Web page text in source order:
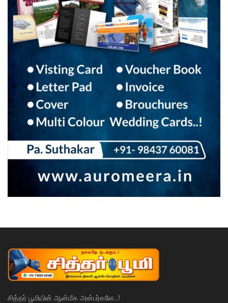
சித்தர் பூமியின் ஆன்மீக அன்பர்களே..!